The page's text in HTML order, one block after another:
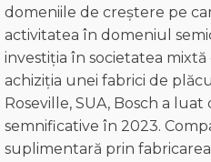
domeniile de creștere pe
activitatea în domeniul
investiția în societatea mixtă
achiziția unei fabrici de
Roseville, SUA, Bosch a luat
semnificative în 2023.
suplimentară prin